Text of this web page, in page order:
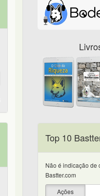
Top 10
Não é indicação de
Bastter.com
Ações